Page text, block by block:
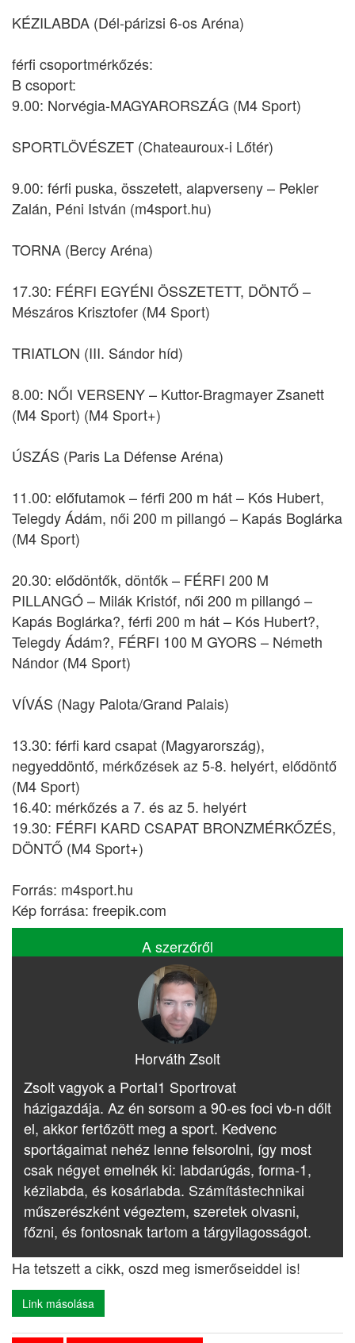
KÉZILABDA (Dél-párizsi 6-os Aréna)
férfi csoportmérkőzés:
B csoport:
9.00: Norvégia-MAGYARORSZÁG (M4 Sport)
SPORTLÖVÉSZET (Chateauroux-i Lőtér)
9.00: férfi puska, összetett, alapverseny – Pekler
Zalán, Péni István (m4sport.hu)
TORNA (Bercy Aréna)
17.30: FÉRFI EGYÉNI ÖSSZETETT, DÖNTŐ –
Mészáros Krisztofer (M4 Sport)
TRIATLON (III. Sándor híd)
8.00: NŐI VERSENY – Kuttor-Bragmayer Zsanett
(M4 Sport) (M4 Sport+)
ÚSZÁS (Paris La Défense Aréna)
11.00: előfutamok – férfi 200 m hát – Kós Hubert,
Telegdy Ádám, női 200 m pillangó – Kapás Boglárka
(M4 Sport)
20.30: elődöntők, döntők – FÉRFI 200 M
PILLANGÓ – Milák Kristóf, női 200 m pillangó –
Kapás Boglárka?, férfi 200 m hát – Kós Hubert?,
Telegdy Ádám?, FÉRFI 100 M GYORS – Németh
Nándor (M4 Sport)
VÍVÁS (Nagy Palota/Grand Palais)
13.30: férfi kard csapat (Magyarország),
negyeddöntő, mérkőzések az 5-8. helyért, elődöntő
(M4 Sport)
16.40: mérkőzés a 7. és az 5. helyért
19.30: FÉRFI KARD CSAPAT BRONZMÉRKŐZÉS,
DÖNTŐ (M4 Sport+)
Forrás: m4sport.hu
Kép forrása: freepik.com
A szerzőről
Horváth Zsolt
Zsolt vagyok a Portal1 Sportrovat
házigazdája. Az én sorsom a 90-es foci vb-n dőlt
el, akkor fertőzött meg a sport. Kedvenc
sportágaimat nehéz lenne felsorolni, így most
csak négyet emelnék ki: labdarúgás, forma-1,
kézilabda, és kosárlabda. Számítástechnikai
műszerészként végeztem, szeretek olvasni,
főzni, és fontosnak tartom a tárgyilagosságot.
Ha tetszett a cikk, oszd meg ismerőseiddel is!
Link másolása